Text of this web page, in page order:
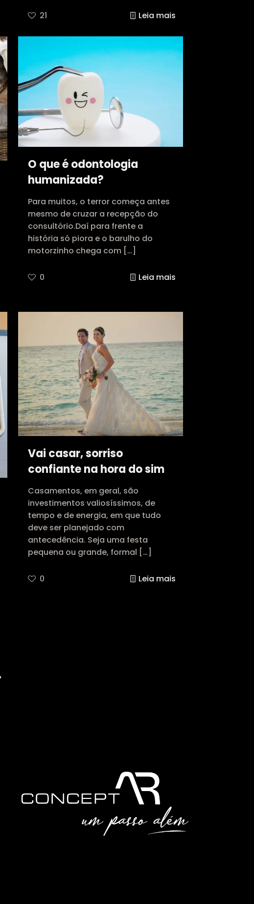
21 Leia mais
O que é odontologia
humanizada?
Para muitos, o terror começa antes
mesmo de cruzar a recepção do
consultório.Daí para frente a
história só piora e o barulho do
motorzinho chega com[…]
0 Leia mais
Vai casar, sorriso
confiante na hora do sim
Casamentos, em geral, são
investimentos valiosíssimos, de
tempo e de energia, em que tudo
deve ser planejado com
antecedência. Seja uma festa
pequena ou grande, formal […]
0 Leia mais